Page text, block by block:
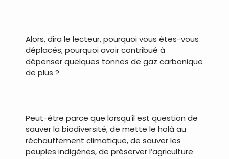
Alors, dira le lecteur, pourquoi vous êtes-vous
déplacés, pourquoi avoir contribué à
dépenser quelques tonnes de gaz carbonique
de plus ?
Peut-être parce que lorsqu’il est question de
sauver la biodiversité, de mette le holà au
réchauffement climatique, de sauver les
peuples indigènes, de préserver l’agriculture